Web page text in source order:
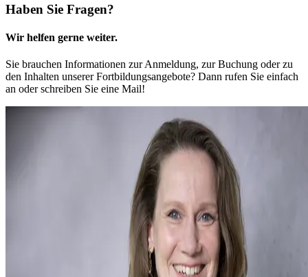
Haben Sie Fragen?
Wir helfen gerne weiter.
Sie brauchen Informationen zur Anmeldung, zur Buchung oder zu
den Inhalten unserer Fortbildungsangebote? Dann rufen Sie einfach
an oder schreiben Sie eine Mail!